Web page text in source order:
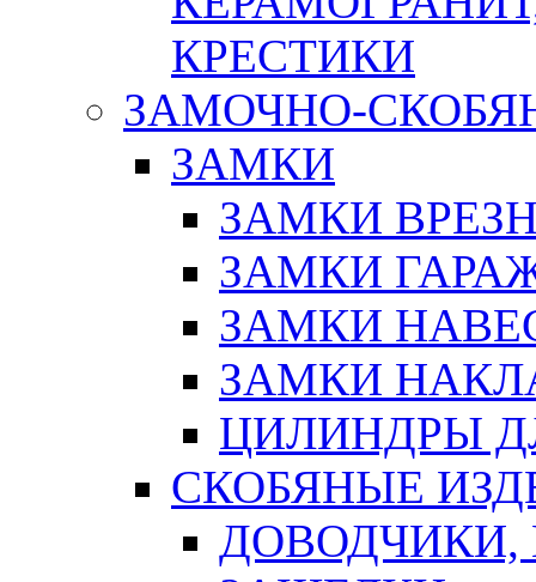
КРЕСТИКИ
ЗАМОЧНО-
ЗАМКИ
ЗАМКИ
ЗАМКИ
ЗАМКИ
ЗАМКИ
ЦИЛИНДРЫ
СКОБЯНЫЕ